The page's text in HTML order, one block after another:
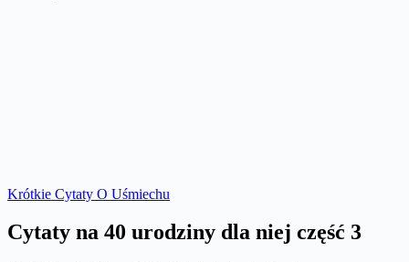
Krótkie Cytaty O Uśmiechu
Cytaty na 40 urodziny dla niej część 3